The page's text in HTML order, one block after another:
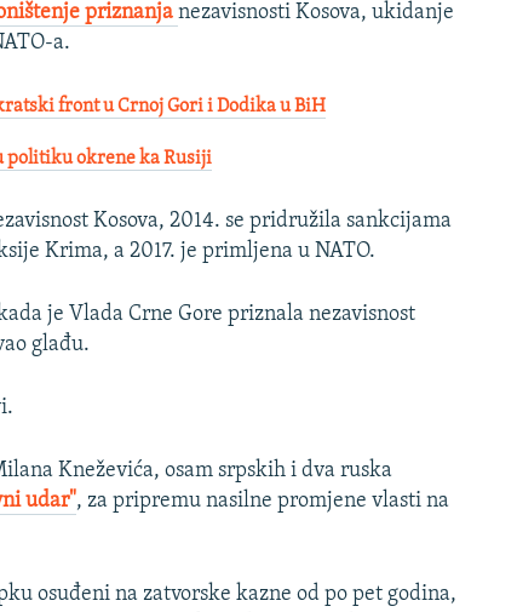
priznanjanezavisnosti Kosova, ukidanje
a.
front u Crnoj Gori i Dodika u BiH
politiku okrene ka Rusiji
Kosova, 2014. se pridružila sankcijama
Krima, a 2017. je primljena u NATO.
je Vlada Crne Gore priznala nezavisnost
glađu.
Kneževića, osam srpskih i dva ruska
udar", za pripremu nasilne promjene vlasti na
osuđeni na zatvorske kazne od po pet godina,